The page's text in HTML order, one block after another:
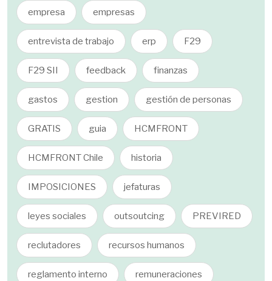
empresa empresas
entrevista de trabajo erp F29
F29 SII feedback finanzas
gastos gestion gestión de personas
GRATIS guia HCMFRONT
HCMFRONT Chile historia
IMPOSICIONES jefaturas
leyes sociales outsoutcing PREVIRED
reclutadores recursos humanos
reglamento interno remuneraciones